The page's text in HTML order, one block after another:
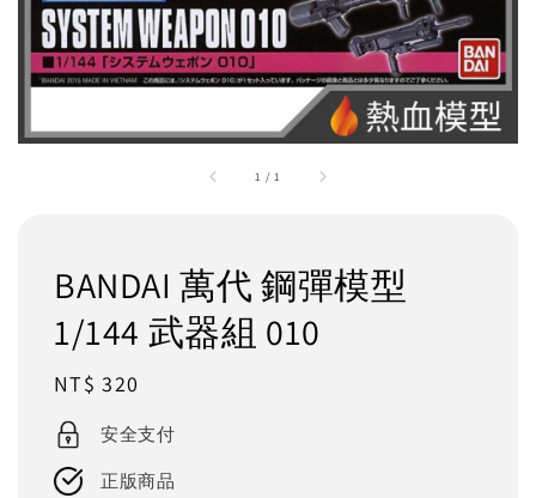
1 / 1
BANDAI 萬代 鋼彈模型
1/144 武器組 010
Regular
price
NT$ 320
安全支付
正版商品